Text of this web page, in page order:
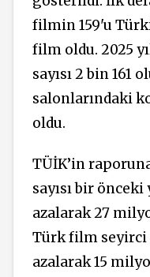
filmin 159'u
film oldu. 2025
sayısı 2 bin 161
salonlarındaki
oldu.
TÜİK’in
sayısı bir önceki
azalarak 27
Türk film seyirci
azalarak 15